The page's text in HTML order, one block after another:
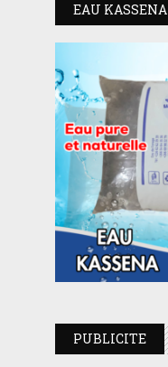
EAU KASSENA
PUBLICITE